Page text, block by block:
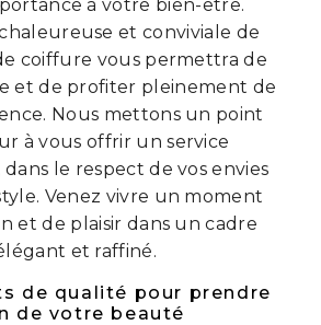
à votre bien-être.
et conviviale de
coiffure vous permettra de
et de profiter pleinement de
Nous mettons un point
à vous offrir un service
dans le respect de vos envies
Venez vivre un moment
et de plaisir dans un cadre
et raffiné.
de qualité pour prendre
de votre beauté